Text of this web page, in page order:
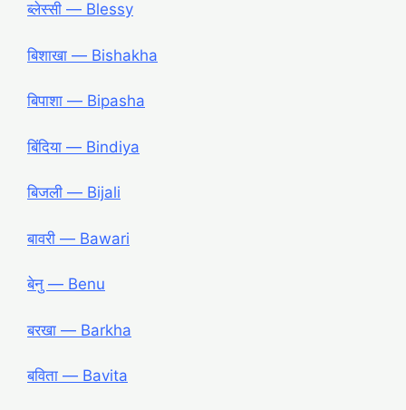
ब्लेस्सी ― Blessy
बिशाखा ― Bishakha
बिपाशा ― Bipasha
बिंदिया ― Bindiya
बिजली ― Bijali
बावरी ― Bawari
बेनु ― Benu
बरखा ― Barkha
बविता ― Bavita